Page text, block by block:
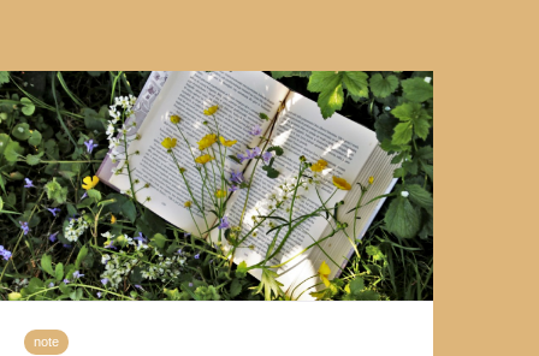
note